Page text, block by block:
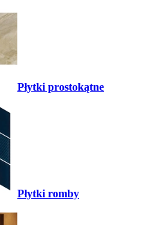
Płytki prostokątne
Płytki romby